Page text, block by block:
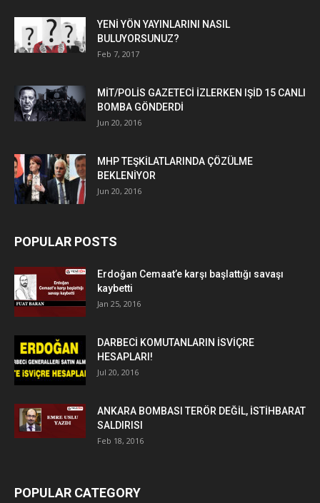
YENİ YÖN YAYINLARINI NASIL
BULUYORSUNUZ?
Feb 7, 2017
MİT/POLİS GAZETECİ İZLERKEN IŞİD 15 CANLI
BOMBA GÖNDERDİ
Jun 20, 2016
MHP TEŞKİLATLARINDA ÇÖZÜLME
BEKLENİYOR
Jun 20, 2016
POPULAR POSTS
Erdoğan Cemaat’e karşı başlattığı savaşı
kaybetti
Jan 25, 2016
DARBECİ KOMUTANLARIN İSVİÇRE
HESAPLARI!
Jul 20, 2016
ANKARA BOMBASI TERÖR DEĞİL, İSTİHBARAT
SALDIRISI
Feb 18, 2016
POPULAR CATEGORY